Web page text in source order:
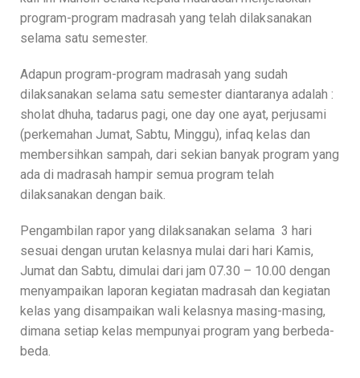
program-program madrasah yang telah dilaksanakan
selama satu semester.
Adapun program-program madrasah yang sudah
dilaksanakan selama satu semester diantaranya adalah :
sholat dhuha, tadarus pagi, one day one ayat, perjusami
(perkemahan Jumat, Sabtu, Minggu), infaq kelas dan
membersihkan sampah, dari sekian banyak program yang
ada di madrasah hampir semua program telah
dilaksanakan dengan baik.
Pengambilan rapor yang dilaksanakan selama 3 hari
sesuai dengan urutan kelasnya mulai dari hari Kamis,
Jumat dan Sabtu, dimulai dari jam 07.30 – 10.00 dengan
menyampaikan laporan kegiatan madrasah dan kegiatan
kelas yang disampaikan wali kelasnya masing-masing,
dimana setiap kelas mempunyai program yang berbeda-
beda.